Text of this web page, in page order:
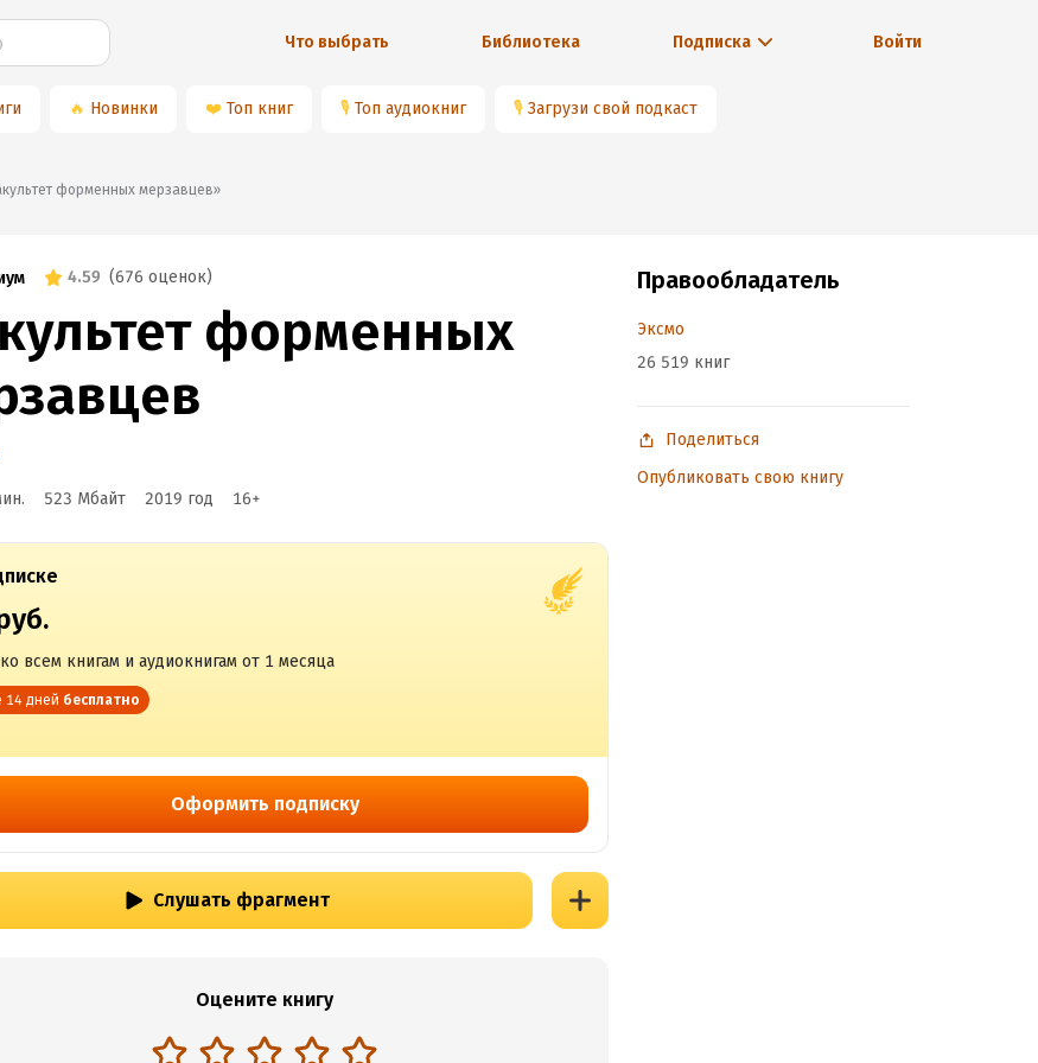
Что выбрать Библиотека Подписка Войти
🔥 Новинки ❤️ Топ книг 🎙 Топ аудиокниг 🎙 Загрузи свой подкаст
форменных мерзавцев»
4.59 (676 оценок)
форменных
523 Мбайт 2019 год 16+
всем книгам и аудиокнигам от 1 месяца
14 дней бесплатно
Оформить подписку
Слушать фрагмент
Оцените книгу
Правообладатель
Эксмо
26 519 книг
Поделиться
Опубликовать свою книгу